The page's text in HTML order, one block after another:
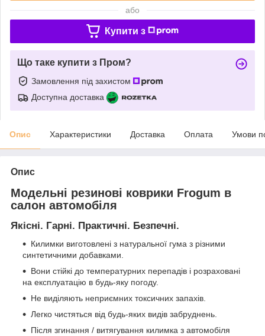
або
Купити з
Що таке купити з Пром?
Замовлення під захистом
Доступна доставка
Опис Характеристики Доставка Оплата Умови
Опис
Модельні резинові коврики Frogum в
салон автомобіля
Якісні. Гарні. Практичні. Безпечні.
Килимки виготовлені з натуральної гума з різними
синтетичними добавками.
Вони стійкі до температурних перепадів і розраховані
на експлуатацію в будь-яку погоду.
Не виділяють неприємних токсичних запахів.
Легко чистяться від будь-яких видів забруднень.
Після згинання / витягування килимка з автомобіля